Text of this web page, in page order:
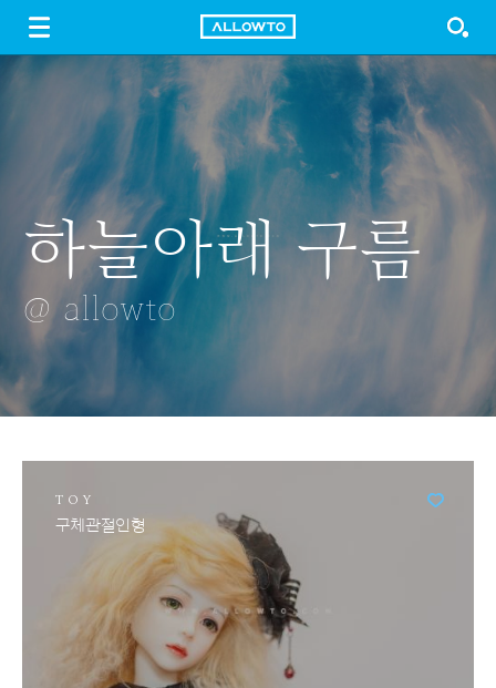
FREE DOWNLOAD GUIDE LOGIN SIGN UP
하늘아래 구름
@ allowto
가을, 고궁의
아름다움이
짙어간다
두물머리의 아침
@ allowto
해바라기
@ allowto
작은 저수지의
아침
@ allowto
TOY
구체관절인형